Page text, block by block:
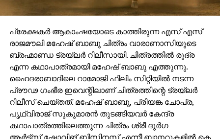
പ്രേക്ഷകർ ആകാംഷയോടെ കാത്തിരുന്ന എസ് എസ്
രാജമൗലി മഹേഷ് ബാബു ചിത്രം വാരാണാസിയുടെ
ബ്രഹ്മാണ്ഡ ട്രയ്ലർ റിലീസായി. ചിത്രത്തിൽ രുദ്ര
എന്ന കഥാപാത്രമായി മഹേഷ് ബാബു എത്തുന്നു.
ഹൈദരാബാദിലെ റാമോജി ഫിലിം സിറ്റിയിൽ നടന്ന
പ്രൗഢ ഗംഭീര ഇവെന്റിലാണ് ചിത്രത്തിന്റെ ട്രയ്ലർ
റിലീസ് ചെയ്തത്. മഹേഷ് ബാബു, പ്രിയങ്ക ചോപ്ര,
പൃഥ്വിരാജ് സുകുമാരൻ തുടങ്ങിയവർ കേന്ദ്ര
കഥാപാത്രത്തിലെത്തുന്ന ചിത്രം ശ്രീ ദുർഗ